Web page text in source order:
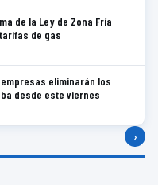
de la Ley de Zona Fría
de gas
eliminarán los
desde este viernes
›